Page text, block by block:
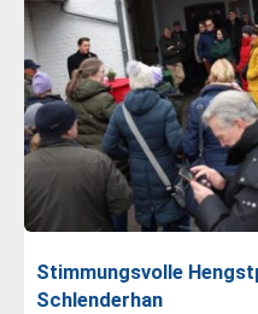
Stimmungsvolle
Schlenderhan